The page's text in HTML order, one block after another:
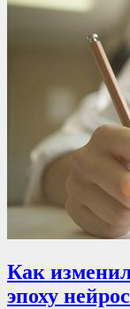
Как
эпоху